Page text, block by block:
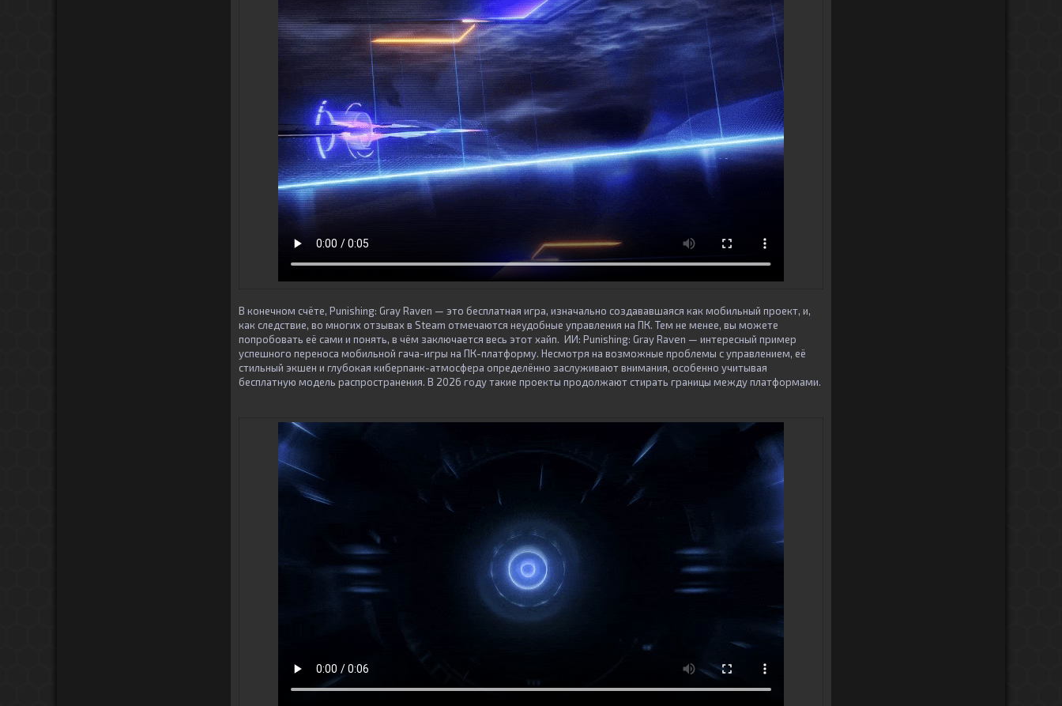
В конечном счёте, Punishing: Gray Raven — это бесплатная игра, изначально создававшаяся как мобильный проект, и,
как следствие, во многих отзывах в Steam отмечаются неудобные управления на ПК. Тем не менее, вы можете
попробовать её сами и понять, в чём заключается весь этот хайп. ИИ: Punishing: Gray Raven — интересный пример
успешного переноса мобильной гача-игры на ПК-платформу. Несмотря на возможные проблемы с управлением, её
стильный экшен и глубокая киберпанк-атмосфера определённо заслуживают внимания, особенно учитывая
бесплатную модель распространения. В 2026 году такие проекты продолжают стирать границы между платформами.